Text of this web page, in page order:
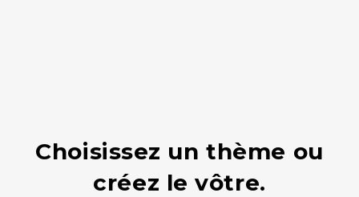
Choisissez un thème ou
créez le vôtre.